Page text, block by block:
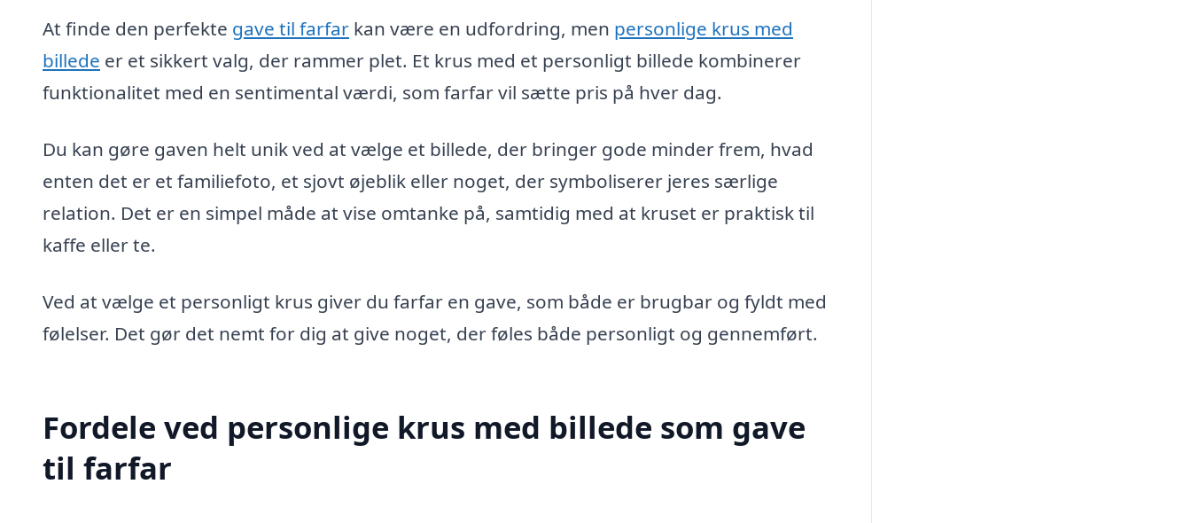
At finde den perfekte gave til farfar kan være en udfordring, men personlige krus med
billede er et sikkert valg, der rammer plet. Et krus med et personligt billede kombinerer
funktionalitet med en sentimental værdi, som farfar vil sætte pris på hver dag.
Du kan gøre gaven helt unik ved at vælge et billede, der bringer gode minder frem, hvad
enten det er et familiefoto, et sjovt øjeblik eller noget, der symboliserer jeres særlige
relation. Det er en simpel måde at vise omtanke på, samtidig med at kruset er praktisk til
kaffe eller te.
Ved at vælge et personligt krus giver du farfar en gave, som både er brugbar og fyldt med
følelser. Det gør det nemt for dig at give noget, der føles både personligt og gennemført.
Fordele ved personlige krus med billede som gave
til farfar